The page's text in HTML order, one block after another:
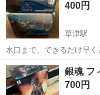
南あわじ市》 人気の工場
400円
草津駅
水口まで、できるだけ早く
ます。 よろしくおねがい
滋賀 草津市 草津駅
銀魂 フ
700円